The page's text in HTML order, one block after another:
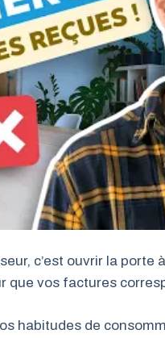
c’est ouvrir la porte
que vos factures
habitudes de